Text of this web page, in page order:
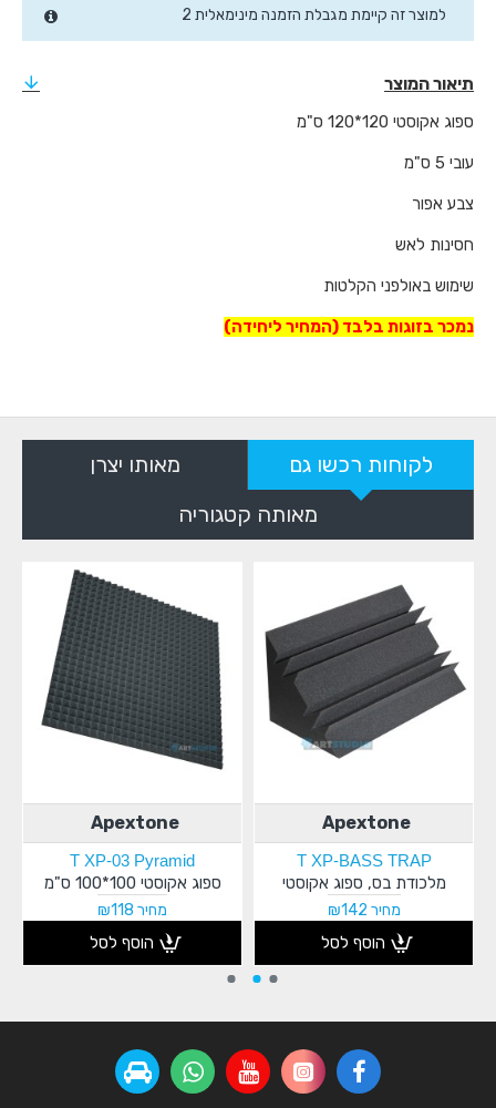
למוצר זה קיימת מגבלת הזמנה מינימאלית 2
תיאור המוצר
ספוג אקוסטי 120*120 ס"מ
עובי 5 ס"מ
צבע אפור
חסינות לאש
שימוש באולפני הקלטות
נמכר בזוגות בלבד (המחיר ליחידה)
לקוחות רכשו גם
מאותו יצרן
מאותה קטגוריה
Apextone
T XP-BASS TRAP
מלכודת בס, ספוג אקוסטי
מחיר ₪142
הוסף לסל
Apextone
T XP-03 Pyramid
ספוג אקוסטי 100*100 ס"מ
מחיר ₪118
הוסף לסל